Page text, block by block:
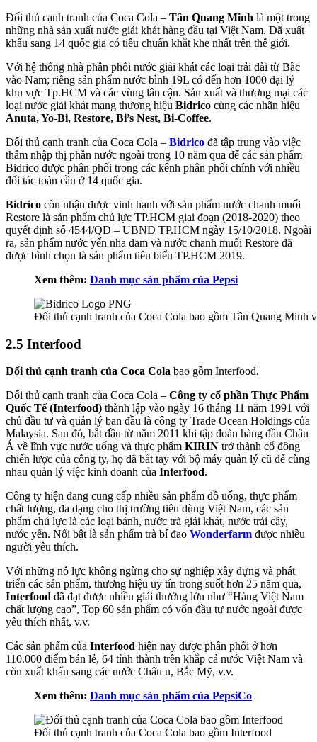
Đối thủ cạnh tranh của Coca Cola – Tân Quang Minh là một trong
những nhà sản xuất nước giải khát hàng đầu tại Việt Nam. Đã xuất
khẩu sang 14 quốc gia có tiêu chuẩn khắt khe nhất trên thế giới.
Với hệ thống nhà phân phối nước giải khát các loại trải dài từ Bắc
vào Nam; riêng sản phẩm nước bình 19L có đến hơn 1000 đại lý
khu vực Tp.HCM và các vùng lân cận. Sản xuất và thương mại các
loại nước giải khát mang thương hiệu Bidrico cùng các nhãn hiệu
Anuta, Yo-Bi, Restore, Bi’s Nest, Bi-Coffee.
Đối thủ cạnh tranh của Coca Cola – Bidrico đã tập trung vào việc
thâm nhập thị phần nước ngoài trong 10 năm qua để các sản phẩm
Bidrico được phân phối trong các kênh phân phối chính với nhiều
đối tác toàn cầu ở 14 quốc gia.
Bidrico còn nhận được vinh hạnh với sản phẩm nước chanh muối
Restore là sản phẩm chủ lực TP.HCM giai đoạn (2018-2020) theo
quyết định số 4544/QĐ – UBND TP.HCM ngày 15/10/2018. Ngoài
ra, sản phẩm nước yến nha đam và nước chanh muối Restore đã
được bình chọn là sản phẩm tiêu biểu TP.HCM 2019.
Xem thêm: Danh mục sản phẩm của Pepsi
Đối thủ cạnh tranh của Coca Cola bao gồm Tân Quang Minh
2.5 Interfood
Đối thủ cạnh tranh của Coca Cola bao gồm Interfood.
Đối thủ cạnh tranh của Coca Cola – Công ty cổ phần Thực Phẩm
Quốc Tế (Interfood) thành lập vào ngày 16 tháng 11 năm 1991 với
chủ đầu tư và quản lý ban đầu là công ty Trade Ocean Holdings của
Malaysia. Sau đó, bắt đầu từ năm 2011 khi tập đoàn hàng đầu Châu
Á về lĩnh vực nước uống và thực phẩm KIRIN trở thành cổ đông
chiến lược của công ty, họ đã bắt tay với bộ máy quản lý cũ để cùng
nhau quản lý việc kinh doanh của Interfood.
Công ty hiện đang cung cấp nhiều sản phẩm đồ uống, thực phẩm
chất lượng, đa dạng cho thị trường tiêu dùng Việt Nam, các sản
phẩm chủ lực là các loại bánh, nước trà giải khát, nước trái cây,
nước yến. Nổi bật là sản phẩm trà bí đao Wonderfarm được nhiều
người yêu thích.
Với những nỗ lực không ngừng cho sự nghiệp xây dựng và phát
triển các sản phẩm, thương hiệu uy tín trong suốt hơn 25 năm qua,
Interfood đã đạt được nhiều giải thưởng lớn như “Hàng Việt Nam
chất lượng cao”, Top 60 sản phẩm có vốn đầu tư nước ngoài được
yêu thích nhất, v.v.
Các sản phẩm của Interfood hiện nay được phân phối ở hơn
110.000 điểm bán lẻ, 64 tỉnh thành trên khắp cả nước Việt Nam và
còn xuất khẩu sang các nước Châu u, Bắc Mỹ, v.v.
Xem thêm: Danh mục sản phẩm của PepsiCo
Đối thủ cạnh tranh của Coca Cola bao gồm Interfood